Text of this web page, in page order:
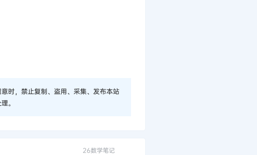
时，禁止复制、盗用、采集、发布本站
。
26数学笔记